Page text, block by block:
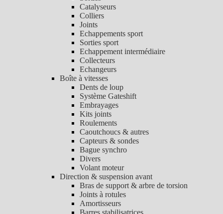
Catalyseurs
Colliers
Joints
Echappements sport
Sorties sport
Echappement intermédiaire
Collecteurs
Echangeurs
Boîte à vitesses
Dents de loup
Système Gateshift
Embrayages
Kits joints
Roulements
Caoutchoucs & autres
Capteurs & sondes
Bague synchro
Divers
Volant moteur
Direction & suspension avant
Bras de support & arbre de torsion
Joints à rotules
Amortisseurs
Barres stabilisatrices